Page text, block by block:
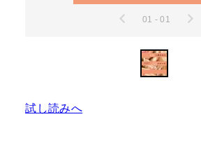
01 - 01
試し読みへ